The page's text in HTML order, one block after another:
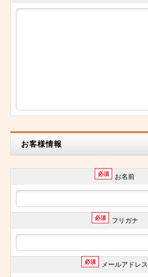
お客様情報
必須 お名前
必須 フリガナ
必須 メールアドレス